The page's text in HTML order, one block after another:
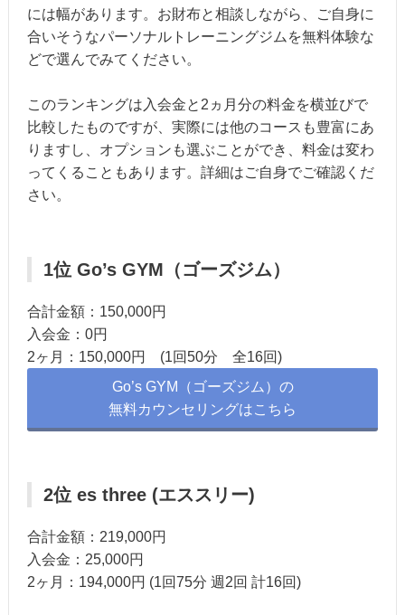
には幅があります。お財布と相談しながら、ご自身に
合いそうなパーソナルトレーニングジムを無料体験な
どで選んでみてください。
このランキングは入会金と2ヵ月分の料金を横並びで
比較したものですが、実際には他のコースも豊富にあ
りますし、オプションも選ぶことができ、料金は変わ
ってくることもあります。詳細はご自身でご確認くだ
さい。
1位 Go’s GYM（ゴーズジム）
合計金額：150,000円
入会金：0円
2ヶ月：150,000円 (1回50分 全16回)
Go’s GYM（ゴーズジム）の
無料カウンセリングはこちら
2位 es three (エススリー)
合計金額：219,000円
入会金：25,000円
2ヶ月：194,000円 (1回75分 週2回 計16回)